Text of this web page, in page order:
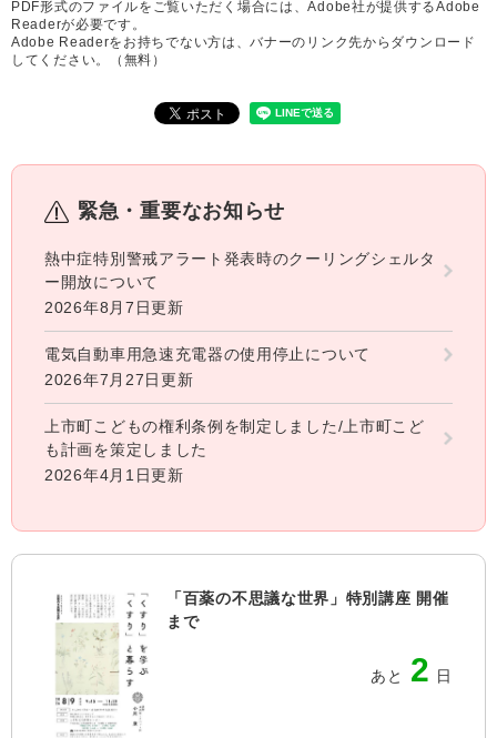
PDF形式のファイルをご覧いただく場合には、Adobe社が提供するAdobe
Readerが必要です。
Adobe Readerをお持ちでない方は、バナーのリンク先からダウンロード
してください。（無料）
緊急・重要なお知らせ
熱中症特別警戒アラート発表時のクーリングシェルタ
ー開放について
2026年8月7日更新
電気自動車用急速充電器の使用停止について
2026年7月27日更新
上市町こどもの権利条例を制定しました/上市町こど
も計画を策定しました
2026年4月1日更新
「百薬の不思議な世界」特別講座 開催
まで
あと 2 日